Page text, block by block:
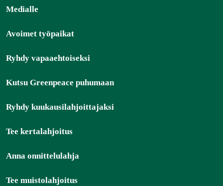
Medialle
Avoimet työpaikat
Ryhdy vapaaehtoiseksi
Kutsu Greenpeace puhumaan
Ryhdy kuukausilahjoittajaksi
Tee kertalahjoitus
Anna onnittelulahja
Tee muistolahjoitus